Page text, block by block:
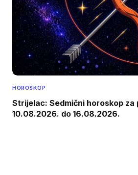
HOROSKOP
Strijelac: Sedmični horoskop za
10.08.2026. do 16.08.2026.